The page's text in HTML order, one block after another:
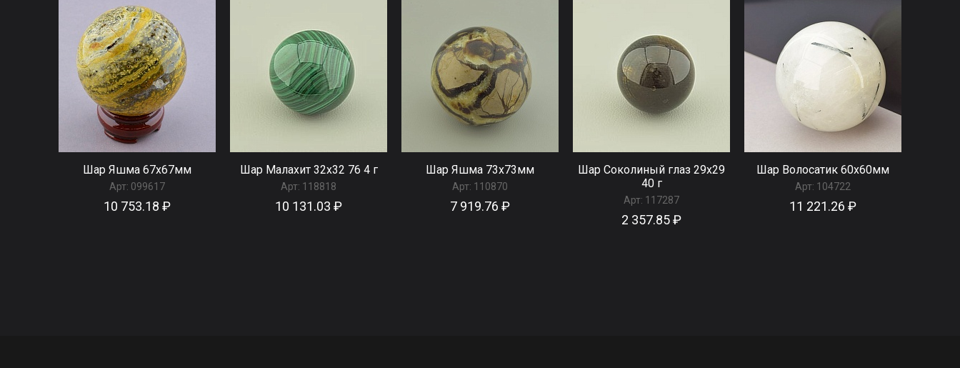
Шар Яшма 67x67мм
Арт: 099617
10 753.18 ₽
Шар Малахит 32x32 76 4 г
Арт: 118818
10 131.03 ₽
Шар Яшма 73x73мм
Арт: 110870
7 919.76 ₽
Шар Соколиный глаз 29x29
40 г
Арт: 117287
2 357.85 ₽
Шар Волосатик 60x60мм
Арт: 104722
11 221.26 ₽